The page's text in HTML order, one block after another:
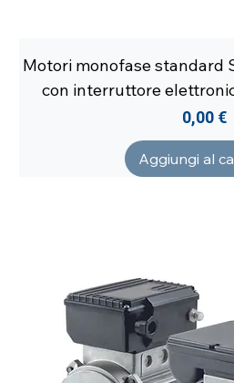
Motori monofase standard
con interruttore
Prezzo
0,00 €
Aggiungi al